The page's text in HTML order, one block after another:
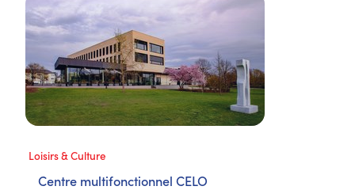
Loisirs & Culture
Centre multifonctionnel CELO